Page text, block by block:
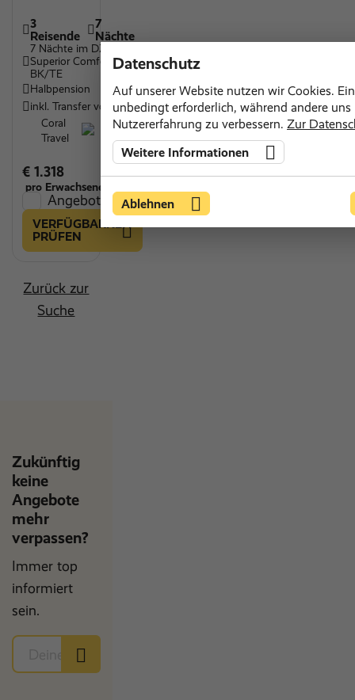
3
Reisende
7
Nächte
7 Nächte im DZ
Superior Comfort MB
BK/TE
Halbpension
inkl. Transfer vor Ort
Coral
Travel
€ 1.318
pro Erwachsenen
Angebot vergleichen
VERFÜGBARKEIT
PRÜFEN
Zurück zur
Suche
Zukünftig
keine
Angebote
mehr
verpassen?
Immer top
informiert
sein.
Datenschutz
Auf unserer Website nutzen wir Cookies.
unbedingt erforderlich, während andere uns
Nutzererfahrung zu verbessern. Zur
Weitere Informationen
Ablehnen